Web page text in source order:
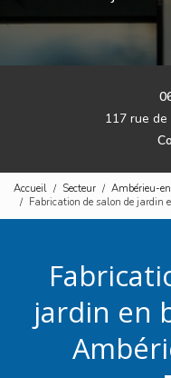
117 rue
Accueil Secteur
Ambérieu-
Fabrication de salon de jardin
jardin en